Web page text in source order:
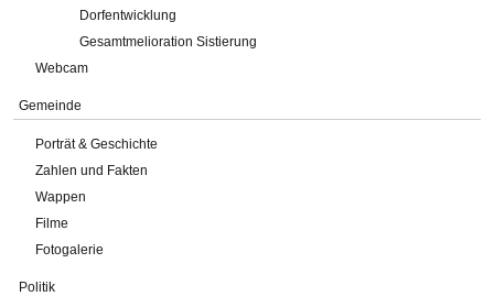
Dorfentwicklung
Gesamtmelioration Sistierung
Webcam
Gemeinde
Porträt & Geschichte
Zahlen und Fakten
Wappen
Filme
Fotogalerie
Politik